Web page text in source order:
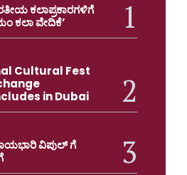
ಕಲಾಪ್ರಕಾರಗಳಿಗೆ
ಕಲಾ ವೇದಿಕೆ’
Cultural Fest
in Dubai
ವಿಪುಲ್ ಗೆ